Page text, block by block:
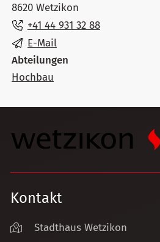
8620 Wetzikon
+41 44 931 32 88
E-Mail
Abteilungen
Hochbau
Kontakt
Stadthaus Wetzikon